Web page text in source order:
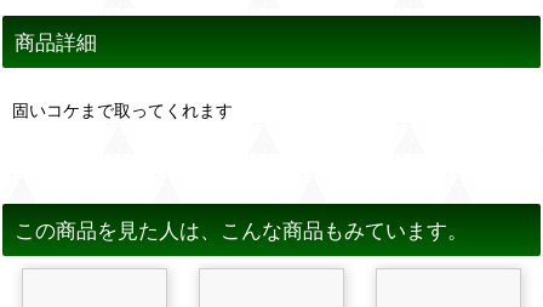
商品詳細
固いコケまで取ってくれます
この商品を見た人は、こんな商品もみています。